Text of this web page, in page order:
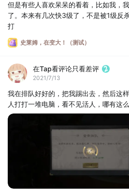
但是有些人喜欢呆呆的看着，比如我，
了。本来有几次快3级了，不是被1级反
打
另外史莱姆来点别样的天赋什么的吧，
+50和击杀满血而已
制在线放置，我觉得你这游戏不行
史莱姆，在变大！（测试）
在Tap看评论只看差评
2021/7/13
我在排队好好的，把我踢出去，然后这
人打打一堆电脑，看不见活人，哪有这